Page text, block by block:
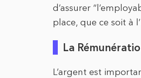
d’assurer
place, que ce soit à
La
L’argent est